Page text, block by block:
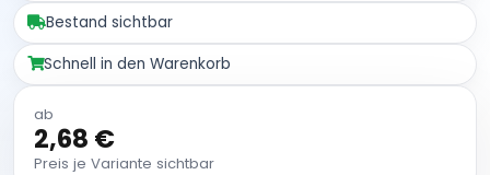
Bestand sichtbar
Schnell in den Warenkorb
ab
2,68 €
Preis je Variante sichtbar